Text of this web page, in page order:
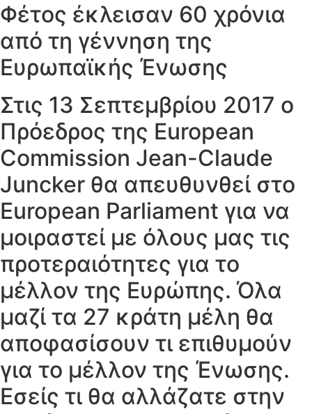
Φέτος έκλεισαν 60 χρόνια
από τη γέννηση της
Ευρωπαϊκής Ένωσης
Στις 13 Σεπτεμβρίου 2017 ο
Πρόεδρος της European
Commission Jean-Claude
Juncker θα απευθυνθεί στο
European Parliament για να
μοιραστεί με όλους μας τις
προτεραιότητες για το
μέλλον της Ευρώπης. Όλα
μαζί τα 27 κράτη μέλη θα
αποφασίσουν τι επιθυμούν
για το μέλλον της Ένωσης.
Εσείς τι θα αλλάζατε στην